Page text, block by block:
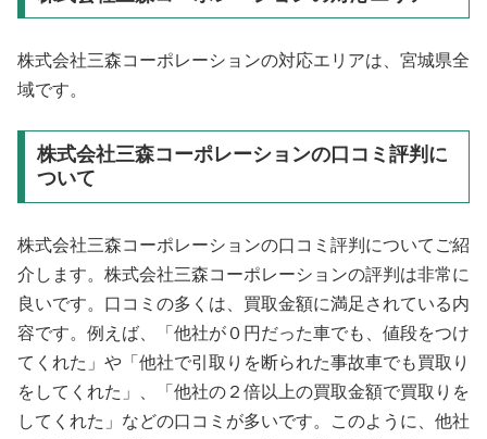
株式会社三森コーポレーションの対応エリアは、宮城県全
域です。
株式会社三森コーポレーションの口コミ評判に
ついて
株式会社三森コーポレーションの口コミ評判についてご紹
介します。株式会社三森コーポレーションの評判は非常に
良いです。口コミの多くは、買取金額に満足されている内
容です。例えば、「他社が０円だった車でも、値段をつけ
てくれた」や「他社で引取りを断られた事故車でも買取り
をしてくれた」、「他社の２倍以上の買取金額で買取りを
してくれた」などの口コミが多いです。このように、他社